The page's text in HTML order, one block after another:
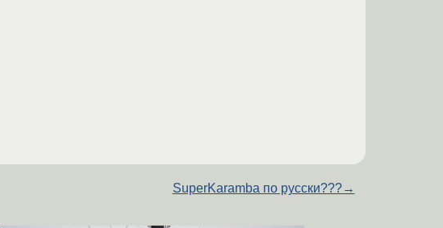
SuperKaramba по русски???→